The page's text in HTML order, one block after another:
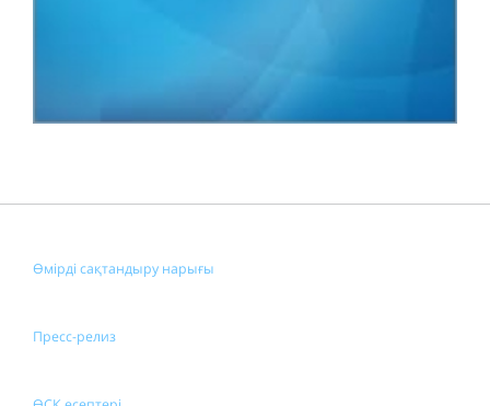
Өмірді сақтандыру нарығы
Пресс-релиз